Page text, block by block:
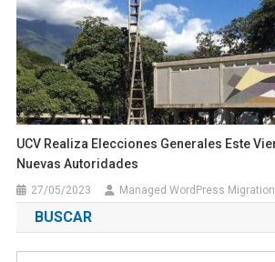
UCV Realiza Elecciones Generales Este
Nuevas Autoridades
27/05/2023 Managed WordPress
BUSCAR